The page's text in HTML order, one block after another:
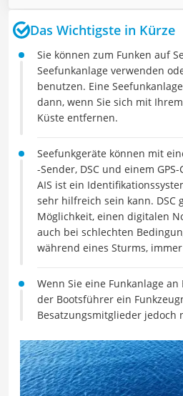
Das Wichtigste in Kürze
Sie können zum Funken auf
Seefunkanlage verwenden
benutzen. Eine
dann, wenn Sie sich mit
Küste entfernen.
Seefunkgeräte können mit
-Sender, DSC und einem
AIS ist ein
sehr hilfreich sein kann. DSC
Möglichkeit, einen digitalen
auch bei schlechten
während eines Sturms,
Wenn Sie eine Funkanlage
der Bootsführer ein
Besatzungsmitglieder jedoch